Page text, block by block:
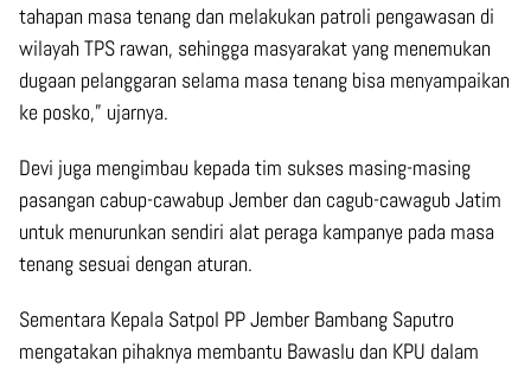
tahapan masa tenang dan melakukan patroli pengawasan di
wilayah TPS rawan, sehingga masyarakat yang menemukan
dugaan pelanggaran selama masa tenang bisa menyampaikan
ke posko,” ujarnya.
Devi juga mengimbau kepada tim sukses masing-masing
pasangan cabup-cawabup Jember dan cagub-cawagub Jatim
untuk menurunkan sendiri alat peraga kampanye pada masa
tenang sesuai dengan aturan.
Sementara Kepala Satpol PP Jember Bambang Saputro
mengatakan pihaknya membantu Bawaslu dan KPU dalam